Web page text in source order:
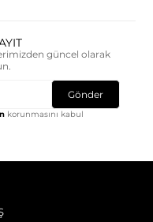
güncel olarak
Gönder
korunmasını kabul